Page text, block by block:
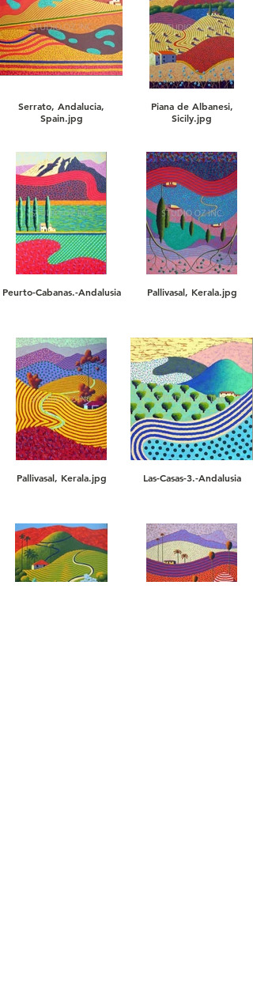
Serrato, Andalucia,
Spain.jpg
Piana de Albanesi,
Sicily.jpg
Peurto-Cabanas.-Andalusia Pallivasal, Kerala.jpg
Pallivasal, Kerala.jpg Las-Casas-3.-Andalusia